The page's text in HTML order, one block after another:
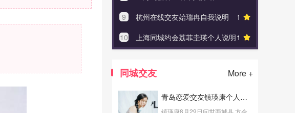
1
9
杭州在线交友始瑞冉自我说明
1
10 上海同城约会荔菲圭瑛个人说明
同城交友 More +
青岛恋爱交友镇瑛康个人说明
镇瑛康8月29日问世商城县,方今